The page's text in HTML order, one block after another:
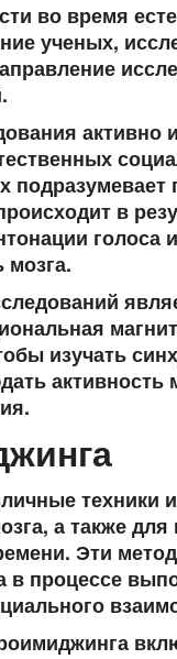
во время
ученых,
в
мозга.
изучать
активность
техники
а также
Эти
в процессе